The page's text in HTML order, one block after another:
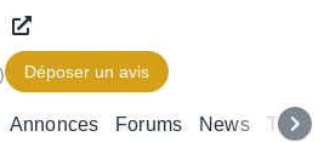
Déposer un avis
Annonces Forums News Test